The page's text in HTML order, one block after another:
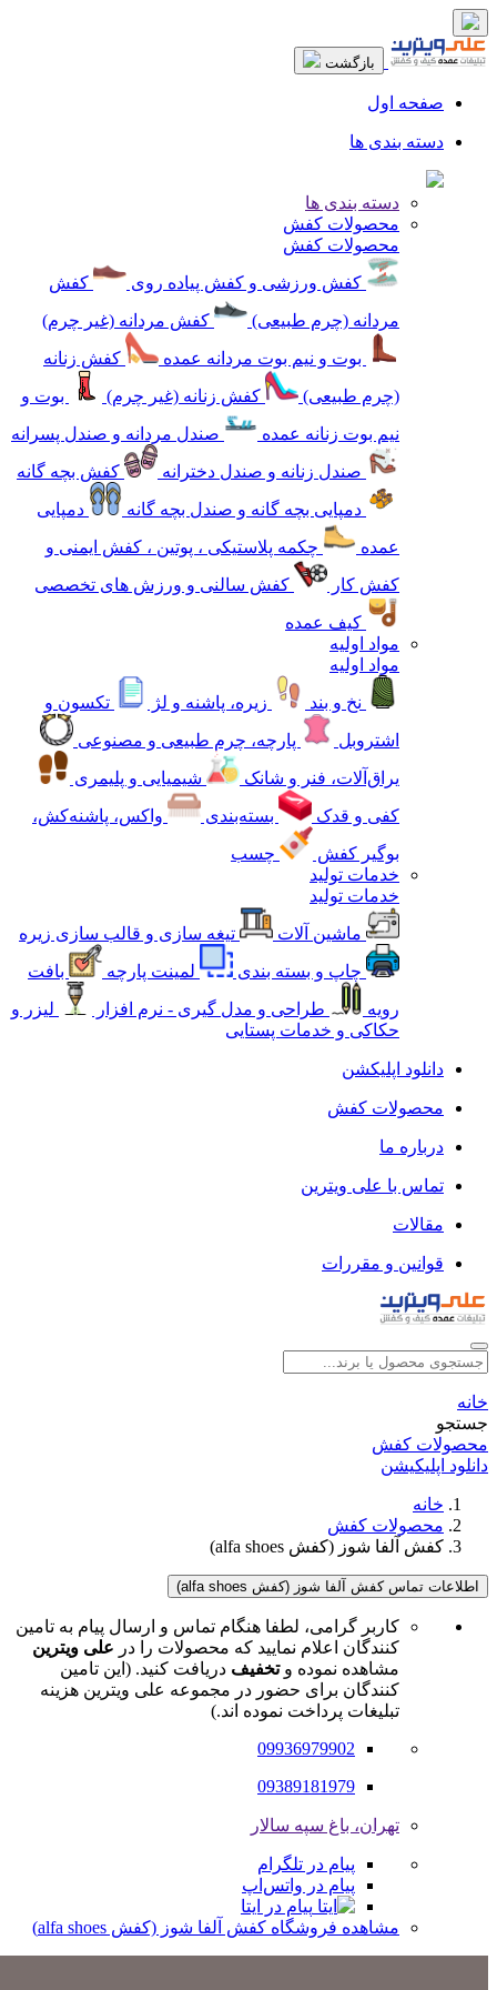
بازگشت
صفحه اول
دسته بندی ها
دسته بندی ها
محصولات کفش
محصولات کفش
کفش ورزشی و کفش پیاده روی
کفش
مردانه (چرم طبیعی)
کفش مردانه (غیر چرم)
بوت و نیم بوت مردانه عمده
کفش زنانه
(چرم طبیعی)
کفش زنانه (غیر چرم)
بوت و
نیم بوت زنانه عمده
صندل مردانه و صندل پسرانه
صندل زنانه و صندل دخترانه
کفش بچه گانه
دمپایی بچه گانه و صندل بچه گانه
دمپایی
عمده
چکمه پلاستیکی ، پوتین ، کفش ایمنی و
کفش کار
کفش سالنی و ورزش های تخصصی
کیف عمده
مواد اولیه
مواد اولیه
نخ و بند
زیره، پاشنه و لژ
تکسون و
اشتروبل
پارچه، چرم طبیعی و مصنوعی
یراق‌آلات، فنر و شانک
شیمیایی و پلیمری
کفی و قدک
بسته‌بندی
واکس، پاشنه‌کش،
بوگیر کفش
چسب
خدمات تولید
خدمات تولید
ماشین آلات
تیغه سازی و قالب سازی زیره
چاپ و بسته بندی
لمینت پارچه
بافت
رویه
طراحی و مدل گیری - نرم افزار
لیزر و
حکاکی و خدمات پستایی
دانلود اپلیکشن
محصولات کفش
درباره ما
تماس با علی ویترین
مقالات
قوانین و مقررات
خانه
جستجو
محصولات کفش
دانلود اپلیکیشن
خانه
محصولات کفش
کفش آلفا شوز (کفش alfa shoes)
اطلاعات تماس کفش آلفا شوز (کفش alfa shoes)
کاربر گرامی، لطفا هنگام تماس و ارسال پیام به تامین
کنندگان اعلام نمایید که محصولات را در علی ویترین
مشاهده نموده وتخفیف دریافت کنید. (این تامین
کنندگان برای حضور در مجموعه علی ویترین هزینه
تبلیغات پرداخت نموده اند.)
09936979902
09389181979
تهران، باغ سپه سالار
پیام در تلگرام
پیام در واتس‌اپ
پیام در ایتا
مشاهده فروشگاه کفش آلفا شوز (کفش alfa shoes)